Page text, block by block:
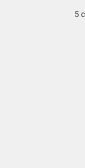
5